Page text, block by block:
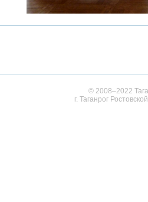
© 2008–2022
г. Таганрог